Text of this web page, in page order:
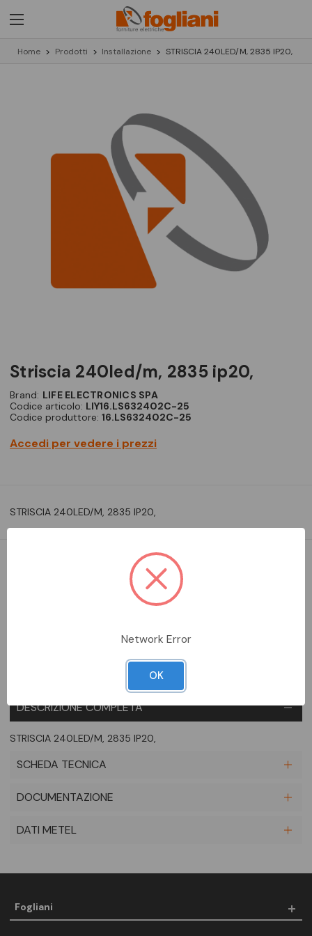
Home Prodotti Installazione STRISCIA 240LED/M, 2835 IP20,
striscia 240led/m, 2835 ip20,
Brand: LIFE ELECTRONICS SPA
Codice articolo: LIY16.LS632402C-25
Codice produttore: 16.LS632402C-25
Accedi per vedere i prezzi
STRISCIA 240LED/M, 2835 IP20,
DESCRIZIONE COMPLETA
STRISCIA 240LED/M, 2835 IP20,
SCHEDA TECNICA
DOCUMENTAZIONE
DATI METEL
Fogliani
Network Error
OK